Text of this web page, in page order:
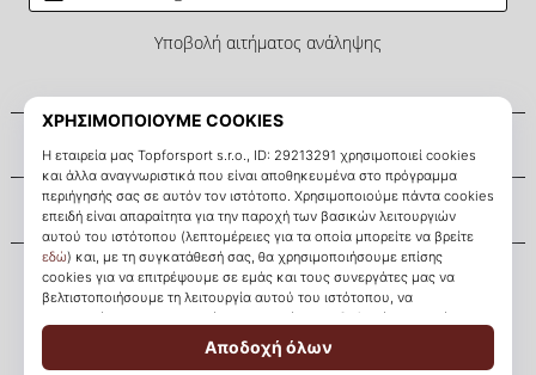
εμείς;
μας
ως
πρεσβευτής
της
μάρκας
μας.
Εμφάνιση
Σχετικά μ' εμάς
Εξυπηρέτηση πελατών
Υποβολή αιτήματος ανάληψης